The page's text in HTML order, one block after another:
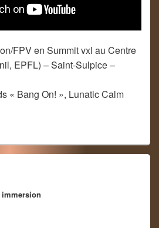
FPV en Summit vxl au Centre
EPFL) – Saint-Sulpice –
« Bang On! », Lunatic Calm
immersion